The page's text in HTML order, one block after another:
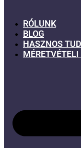
RÓLUNK
BLOG
HASZNOS